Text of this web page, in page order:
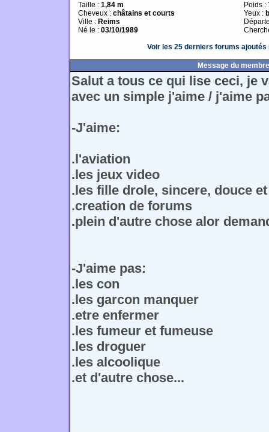
Taille : 1,84 m
Cheveux : châtains et courts
Ville : Reims
Né le : 03/10/1989
Poids :
Yeux :
Voir les 25 derniers forums ajoutés
Message du membre
Salut a tous ce qui lise ceci, je
avec un simple j'aime / j'aime
-J'aime:
.l'aviation
.les jeux video
.les fille drole, sincere, douce
.creation de forums
.plein d'autre chose alor
-J'aime pas:
.les con
.les garcon manquer
.etre enfermer
.les fumeur et fumeuse
.les droguer
.les alcoolique
.et d'autre chose...